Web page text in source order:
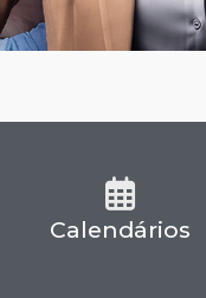
Calendários